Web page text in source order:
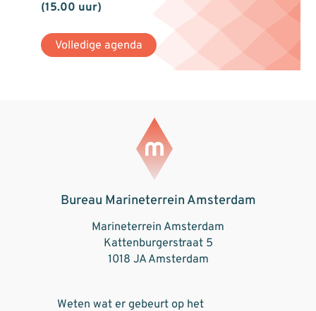
(15.00 uur)
Volledige agenda
Bureau Marineterrein Amsterdam
Marineterrein Amsterdam
Kattenburgerstraat 5
1018 JA Amsterdam
Weten wat er gebeurt op het